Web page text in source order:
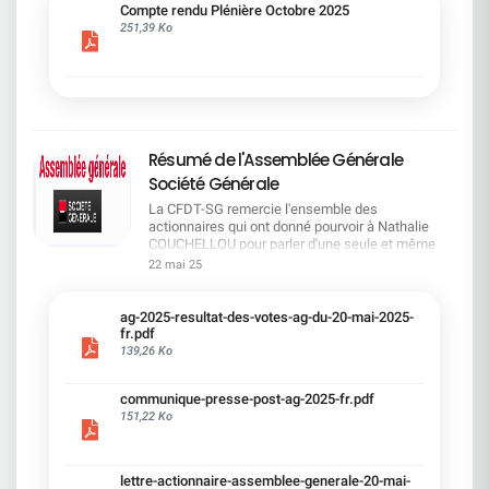
cadre du dialogue social.Bonne lecture !
Compte rendu Plénière Octobre 2025
251,39 Ko
Résumé de l'Assemblée Générale
Société Générale
La CFDT-SG remercie l'ensemble des
actionnaires qui ont donné pourvoir à Nathalie
COUCHELLOU pour parler d'une seule et même
voix.L'assemblée Générale s'est ouverte avec 4
souligné la forte amélioration en 2024 de tous les
facteurs financiers et le premier trimestre 2025
encourageant.Le Directeur Général, Slawomir
solide. Etre une banque simple et intégrée. Etre
une banque efficace. Etre une banque rentable. Le
22 mai 25
ag-2025-resultat-des-votes-ag-du-20-mai-2025-
fr.pdf
139,26 Ko
communique-presse-post-ag-2025-fr.pdf
151,22 Ko
lettre-actionnaire-assemblee-generale-20-mai-